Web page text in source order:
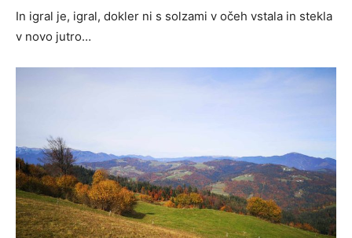
In igral je, igral, dokler ni s solzami v očeh vstala in stekla
v novo jutro…